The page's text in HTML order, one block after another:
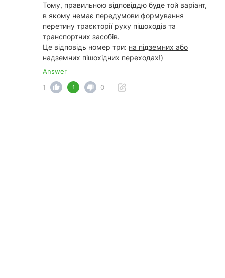
Тому, правильною відповіддю буде той варіант,
в якому немає передумови формування
перетину траєкторії руху пішоходів та
транспортних засобів.
Це відповідь номер три: на підземних або
надземних пішохідних переходах!)
Answer
1
1 0